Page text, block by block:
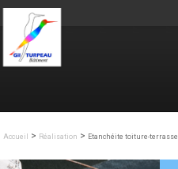
Aller au contenu principal
Accueil > Réalisation > Etanchéite toiture-terrasse